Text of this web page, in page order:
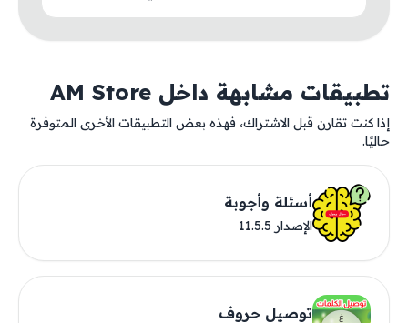
تطبيقات مشابهة داخل AM Store
إذا كنت تقارن قبل الاشتراك، فهذه بعض التطبيقات الأخرى المتوفرة
حاليًا.
أسئلة وأجوبة
الإصدار 11.5.5
توصيل حروف